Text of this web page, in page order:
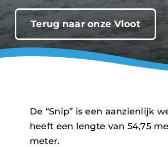
Terug naar onze Vloot
De “Snip” is een aanzienlijk
heeft een lengte van 54,75
meter.